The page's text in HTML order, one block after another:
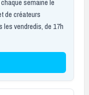
de créateurs
les vendredis, de 17h